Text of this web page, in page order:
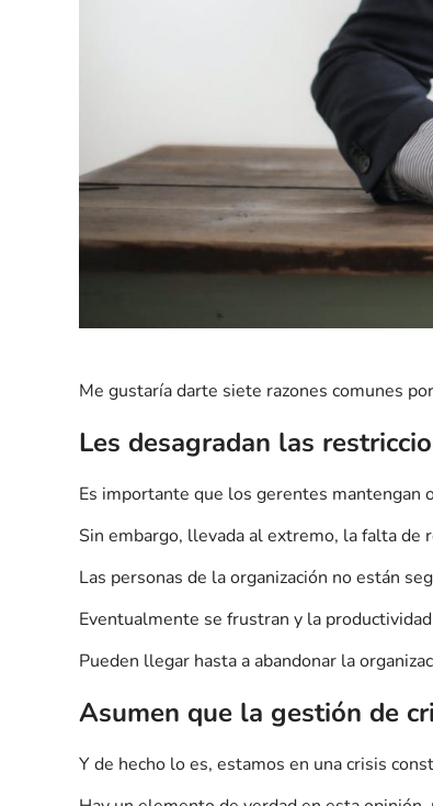
Me gustaría darte siete razones comunes
Les desagradan las
Es importante que los gerentes mantengan
Sin embargo, llevada al extremo, la falta de
Las personas de la organización no están
Eventualmente se frustran y la
Pueden llegar hasta a abandonar la
Asumen que la gestión de
Y de hecho lo es, estamos en una crisis